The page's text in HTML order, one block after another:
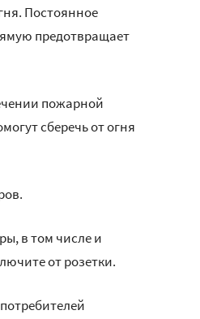
Постоянное
предотвращает
пожарной
сберечь от огня
в том числе и
от розетки.